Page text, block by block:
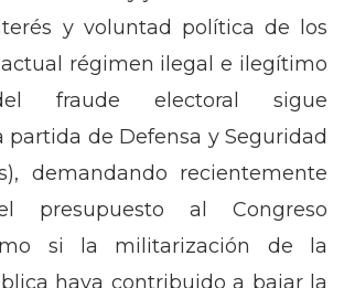
y voluntad política de los
régimen ilegal e ilegítimo
fraude electoral sigue
partida de Defensa y Seguridad
demandando recientemente
presupuesto al Congreso
si la militarización de la
haya contribuido a bajar la